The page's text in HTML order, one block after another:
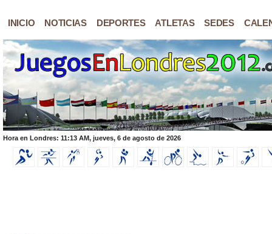
INICIO NOTICIAS DEPORTES ATLETAS SEDES
Hora en Londres: 11:13 AM, jueves, 6 de agosto de 2026